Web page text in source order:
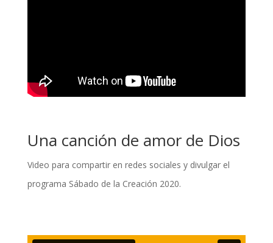
Una canción de amor de Dios
Video para compartir en redes sociales y divulgar el
programa Sábado de la Creación 2020.